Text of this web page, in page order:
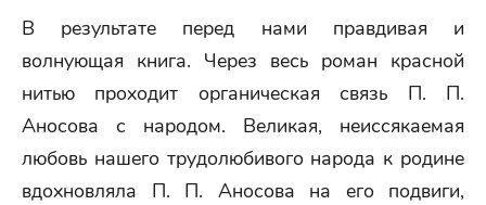
В результате перед нами правдивая и
волнующая книга. Через весь роман красной
нитью проходит органическая связь П. П.
Аносова с народом. Великая, неиссякаемая
любовь нашего трудолюбивого народа к родине
вдохновляла П. П. Аносова на его подвиги,